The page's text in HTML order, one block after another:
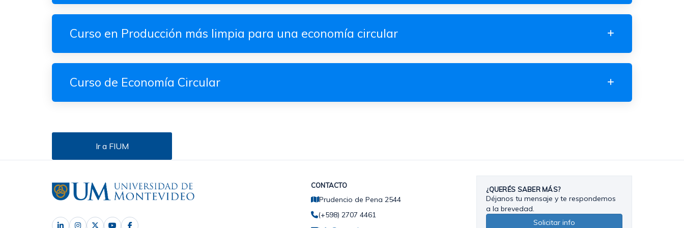
Curso en Producción más limpia para una economía circular
Curso de Economía Circular
Ir a FIUM
CONTACTO
Prudencio de Pena 2544
(+598) 2707 4461
¿QUERÉS SABER MÁS?
Déjanos tu mensaje y te respondemos
a la brevedad.
Solicitar info